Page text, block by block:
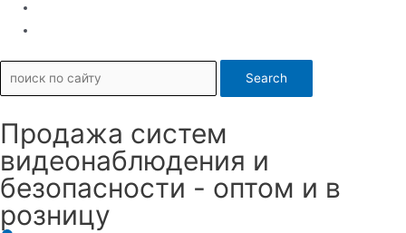
Search
Продажа систем
видеонаблюдения и
безопасности - оптом и в
розницу